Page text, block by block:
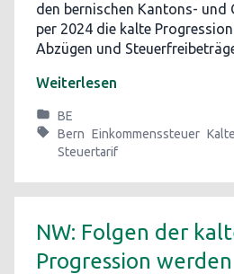
den bernischen Kantons- und
per 2024 die kalte
Abzügen und
Weiterlesen
BE
Bern Einkommenssteuer
Steuertarif
NW: Folgen der
Progression werden